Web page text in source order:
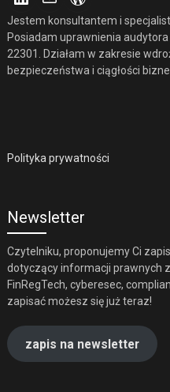
Jestem konsultantem i
Posiadam uprawnienia
22301. Działam w zakresie
bezpieczeństwa i ciągłości
Polityka prywatności
Newsletter
Czytelniku, proponujemy Ci
dotyczący informacji prawnych
FinRegTech, cyberesec,
zapisać możesz się już teraz!
zapis na newsletter